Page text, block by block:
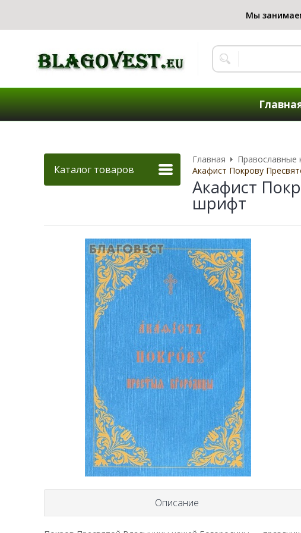
Каталог товаров
Главная Православные
Акафист Покрову
Акафист
шрифт
Описание